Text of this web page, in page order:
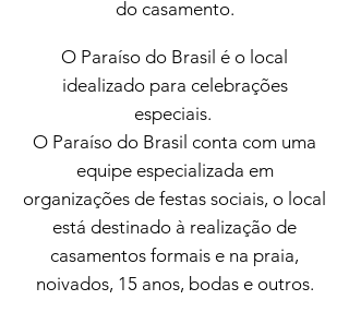
do casamento.
O Paraíso do Brasil é o local
idealizado para celebrações
especiais.
O Paraíso do Brasil conta com uma
equipe especializada em
organizações de festas sociais, o local
está destinado à realização de
casamentos formais e na praia,
noivados, 15 anos, bodas e outros.